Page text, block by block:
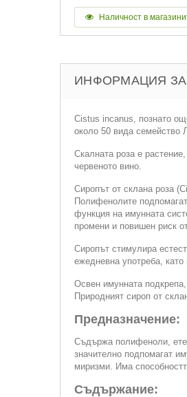
Наличност в
ИНФОРМАЦИЯ ЗА
Cistus incanus, познато
около 50 вида семейство
Скалната роза е
червеното вино.
Сиропът от склана роза
Полифенолите
функция на имунната
промени и повишен риск
Сиропът стимулира
ежедневна употреба, като
Освен имунната
Природният сироп от
Предназначение:
Съдържа полифеноли,
значително подпомагат
миризми. Има
Съдържание: